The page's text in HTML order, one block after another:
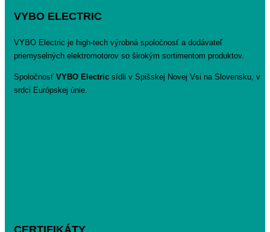
VYBO ELECTRIC
VYBO Electric je high-tech výrobná spoločnosť a dodávateľ
priemyselných elektromotorov so širokým sortimentom produktov.
Spoločnosť VYBO Electric sídli v Spišskej Novej Vsi na Slovensku, v
srdci Európskej únie.
CERTIFIKÁTY